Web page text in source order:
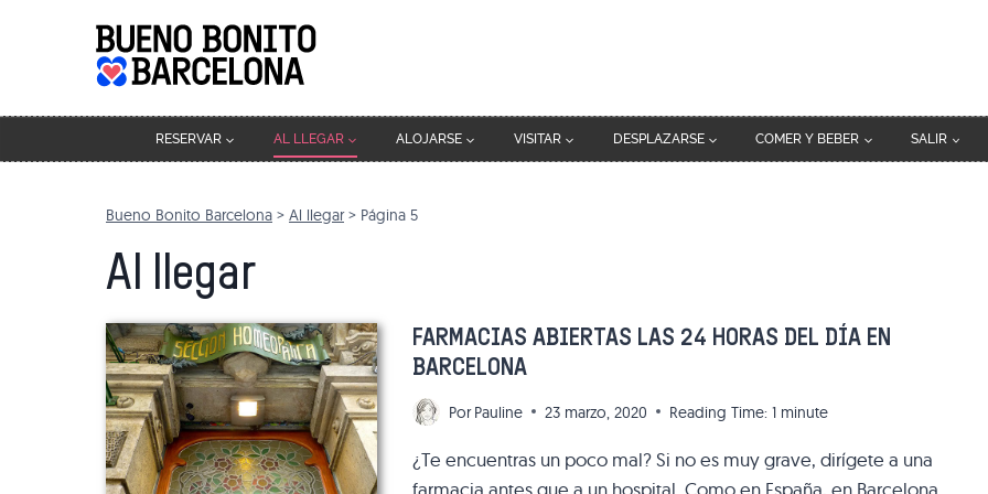
RESERVAR AL LLEGAR ALOJARSE VISITAR DESPLAZARSE COMER Y BEBER SALIR
Bueno Bonito Barcelona > Al llegar> Página 5
Al llegar
FARMACIAS ABIERTAS LAS 24 HORAS DEL DÍA EN
BARCELONA
Por Pauline 23 marzo, 2020 Reading Time: 1 minute
¿Te encuentras un poco mal? Si no es muy grave, dirígete a una
farmacia antes que a un hospital. Como en España, en Barcelona